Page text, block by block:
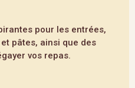
pour les entrées,
pâtes, ainsi que des
vos repas.